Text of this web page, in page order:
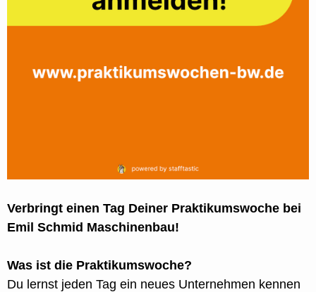
Verbringt einen Tag Deiner Praktikumswoche bei
Emil Schmid Maschinenbau!
Was ist die Praktikumswoche?
Du lernst jeden Tag ein neues Unternehmen kennen